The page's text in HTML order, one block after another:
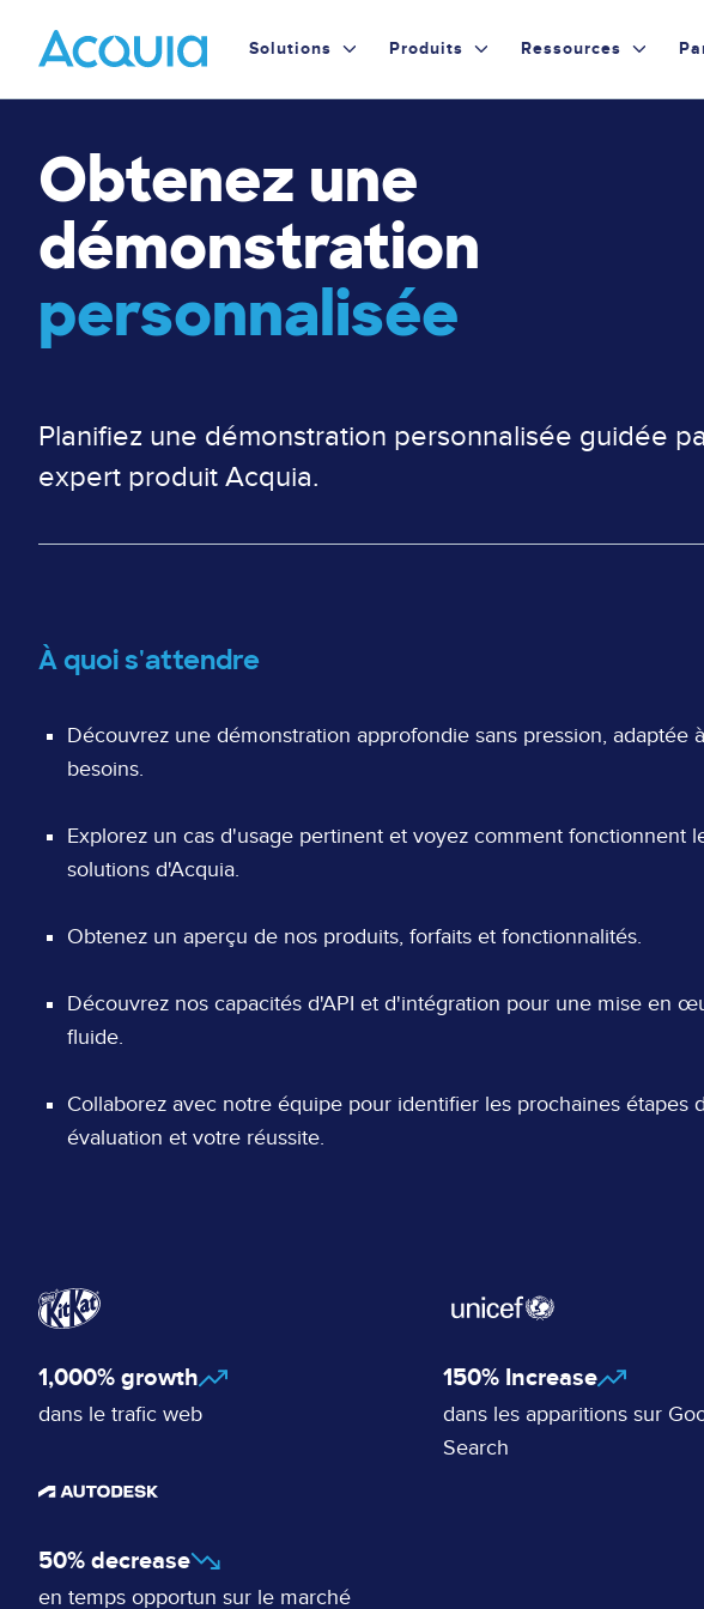
main
content
Primary
Solutions Produits Ressources
Obtenez une
démonstration
personnalisée
Planifiez une démonstration personnalisée guidée
expert produit Acquia.
À quoi s'attendre
Découvrez une démonstration approfondie sans pression, adaptée
besoins.
Explorez un cas d'usage pertinent et voyez comment fonctionnent
solutions d'Acquia.
Obtenez un aperçu de nos produits, forfaits et fonctionnalités.
Découvrez nos capacités d'API et d'intégration pour une mise en
fluide.
Collaborez avec notre équipe pour identifier les prochaines étapes
évaluation et votre réussite.
1,000% growth
dans le trafic web
150% Increase
dans les apparitions sur
Search
50% decrease
en temps opportun sur le marché